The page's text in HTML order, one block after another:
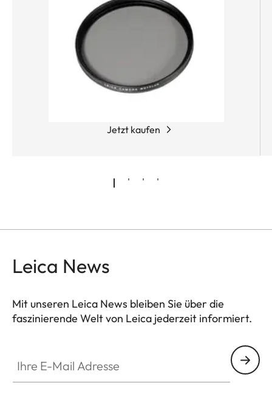
bedenkenlos eingesetzt werden.
Jetzt kaufen
Leica News
Mit unseren Leica News bleiben Sie über die
faszinierende Welt von Leica jederzeit informiert.